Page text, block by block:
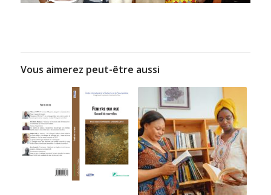
Vous aimerez peut-être aussi